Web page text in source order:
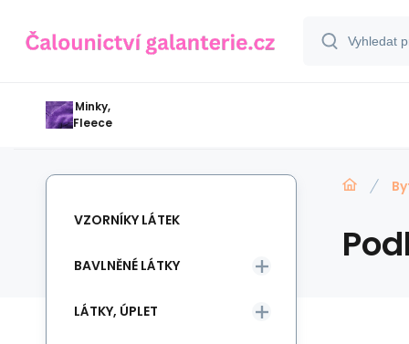
Minky,
Fleece
VZORNÍKY LÁTEK
BAVLNĚNÉ LÁTKY
LÁTKY, ÚPLET